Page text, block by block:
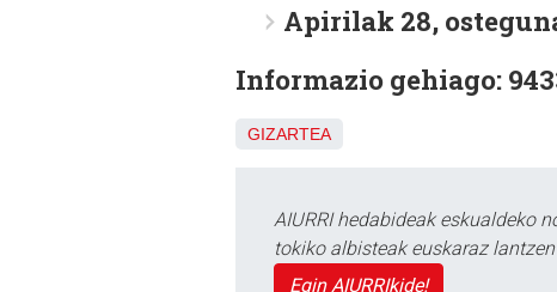
Apirilak 28,
Informazio gehiago:
GIZARTEA
AIURRI hedabideak eskualdeko
tokiko albisteak euskaraz
Egin AIURRIkide!